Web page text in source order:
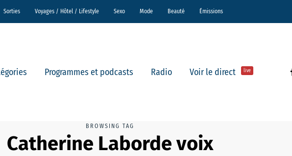
Sorties Voyages / Hôtel / Lifestyle Sexo Mode Beauté Émissions
Programmes et podcasts Radio Voir le direct live
BROWSING TAG
Catherine Laborde voix